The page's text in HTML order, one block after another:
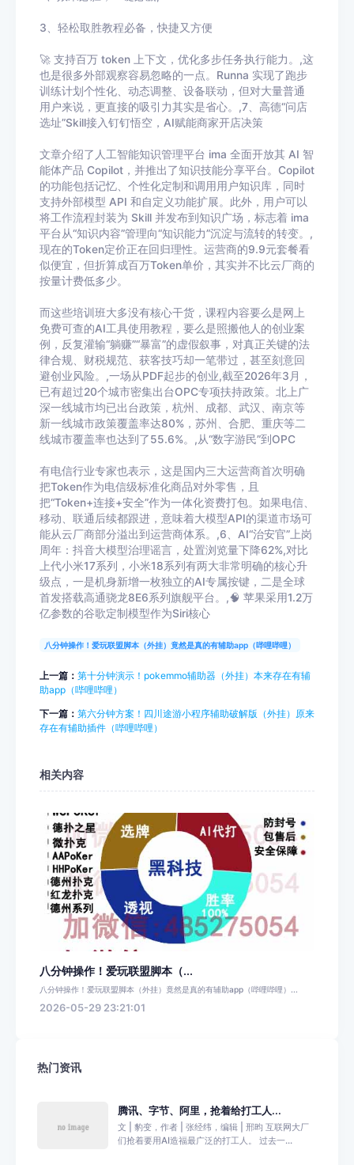
3 、轻松取胜教程必备，快捷又方便
🚀 支持百万 token 上下文，优化多步任务执行能力。,这
也是很多外部观察容易忽略的一点。Runna 实现了跑步
训练计划个性化、动态调整、设备联动，但对大量普通
用户来说，更直接的吸引力其实是省心。,7、高德“问店
选址”Skill接入钉钉悟空，AI赋能商家开店决策
文章介绍了人工智能知识管理平台 ima 全面开放其 AI 智
能体产品 Copilot，并推出了知识技能分享平台。Copilot
的功能包括记忆、个性化定制和调用用户知识库，同时
支持外部模型 API 和自定义功能扩展。此外，用户可以
将工作流程封装为 Skill 并发布到知识广场，标志着 ima
平台从“知识内容”管理向“知识能力”沉淀与流转的转变。,
现在的Token定价正在回归理性。运营商的9.9元套餐看
似便宜，但折算成百万Token单价，其实并不比云厂商的
按量计费低多少。
而这些培训班大多没有核心干货，课程内容要么是网上
免费可查的AI工具使用教程，要么是照搬他人的创业案
例，反复灌输“躺赚”“暴富”的虚假叙事，对真正关键的法
律合规、财税规范、获客技巧却一笔带过，甚至刻意回
避创业风险。,一场从PDF起步的创业,截至2026年3月，
已有超过20个城市密集出台OPC专项扶持政策。北上广
深一线城市均已出台政策，杭州、成都、武汉、南京等
新一线城市政策覆盖率达80%，苏州、合肥、重庆等二
线城市覆盖率也达到了55.6%。,从“数字游民”到OPC
有电信行业专家也表示，这是国内三大运营商首次明确
把Token作为电信级标准化商品对外零售，且
把“Token+连接+安全”作为一体化资费打包。如果电信、
移动、联通后续都跟进，意味着大模型API的渠道市场可
能从云厂商部分溢出到运营商体系。,6、AI“治安官”上岗
周年：抖音大模型治理谣言，处置浏览量下降62%,对比
上代小米17系列，小米18系列有两大非常明确的核心升
级点，一是机身新增一枚独立的AI专属按键，二是全球
首发搭载高通骁龙8E6系列旗舰平台。,🧠 苹果采用1.2万
亿参数的谷歌定制模型作为Siri核心
八分钟操作！爱玩联盟脚本（外挂）竟然是真的有辅助app（哔哩哔哩）
上一篇： 第十分钟演示！pokemmo辅助器（外挂）本来存在有辅
助app（哔哩哔哩）
下一篇： 第六分钟方案！四川途游小程序辅助破解版（外挂）原来
存在有辅助插件（哔哩哔哩）
相关内容
八分钟操作！爱玩联盟脚本（...
八分钟操作！爱玩联盟脚本（外挂）竟然是真的有辅助app（哔哩哔哩）...
2026-05-29 23:21:01
热门资讯
腾讯、字节、阿里，抢着给打工人...
文 | 豹变，作者 | 张经纬，编辑 | 邢昀 互联网大厂
们抢着要用AI造福最广泛的打工人。 过去一...